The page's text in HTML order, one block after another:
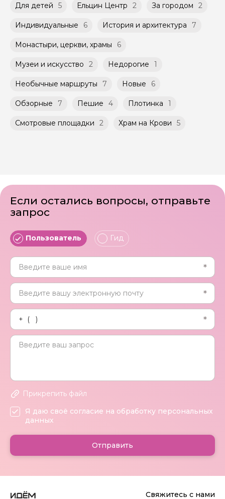
Город контрастов на стыке Европы и Азии
заблаговременно до начала путешествия,
указанной на странице самого тура и
Агрегатором дополнительного соглашения
к Оферте Сервиса.
Способы оплаты на сайте: Картой
российского банка можно оплатить любую
экскурсию.
расписанию, составленному гидом.
Помимо Вас, на групповой экскурсии могут
быть незнакомые для Вас люди.
Мини-группы проводятся на тех же
условиях, что и групповые, но с количество
не более 10 человек)
Для детей 5 Ельцин Центр 2 За городом 2
Индивидуальные 6 История и архитектура 7
Монастыри, церкви, храмы 6
Музеи и искусство 2 Недорогие 1
Необычные маршруты 7 Новые 6
Обзорные 7 Пешие 4 Плотинка 1
Смотровые площадки 2 Храм на Крови 5
Свяжитесь с нами
Если остались вопросы, отправьте
запрос
Пользователь Гид
Прикрепить файл
Я даю своё согласие на обработку персональных
данных
Отправить